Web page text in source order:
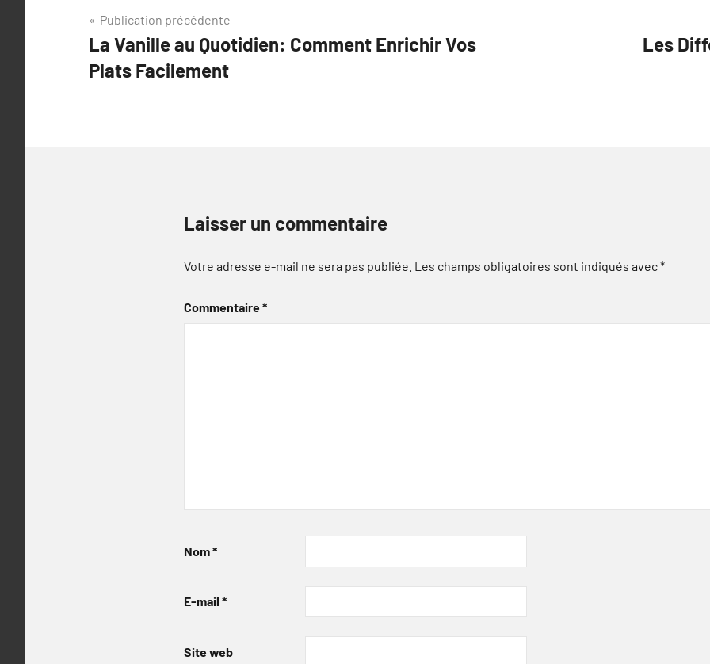
Navigation
de
l’article
Publication précédente
La Vanille au Quotidien: Comment Enrichir Vos
Plats Facilement
Les
Laisser un commentaire
Votre adresse e-mail ne sera pas publiée. Les champs obligatoires sont indiqués avec*
Commentaire*
Nom*
E-mail *
Site web